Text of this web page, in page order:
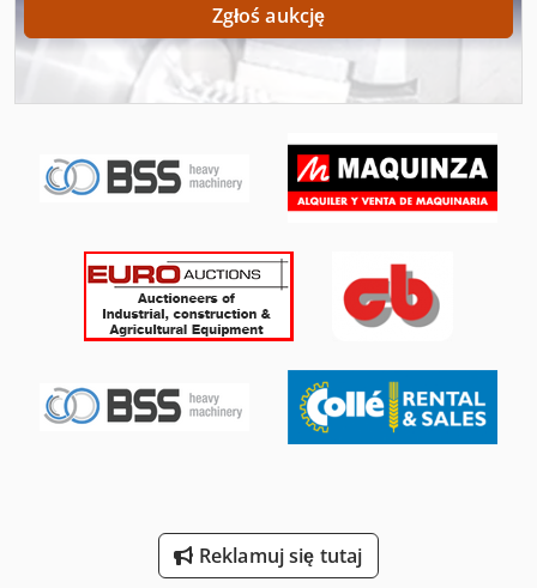
Maszyny Do Wycinania
Na Kółkach
On 06 Ładowarka Kołowa
Wbijarki Do Palet
Wycinarki Do Palca
Ładowarka Kołowa Z Koparką
Ładowarki Na Sprzedaż
Łyżki Do Koparek
Zgłoś aukcję
Reklamuj się tutaj